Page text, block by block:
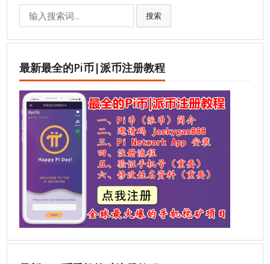
Search
for:
搜索
最新最全的Pi币|派币注册教程